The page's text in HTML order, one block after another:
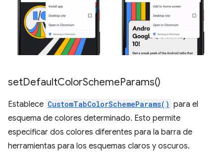
setDefaultColorSchemeParams()
Establece CustomTabColorSchemeParams() para el
esquema de colores determinado. Esto permite
especificar dos colores diferentes para la barra de
herramientas para los esquemas claros y oscuros.